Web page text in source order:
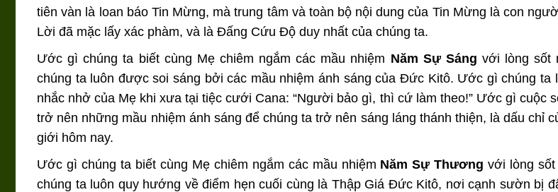
tiên vàn là loan báo Tin Mừng, mà trung tâm và toàn bộ nội dung của Tin Mừng là con
Lời đã mặc lấy xác phàm, và là Đấng Cứu Độ duy nhất của chúng ta.
Ước gì chúng ta biết cùng Mẹ chiêm ngắm các mầu nhiệm Năm Sự Sángvới lòng sốt
chúng ta luôn được soi sáng bởi các mầu nhiệm ánh sáng của Đức Kitô. Ước gì chúng ta
nhắc nhở của Mẹ khi xưa tại tiệc cưới Cana: “Người bảo gì, thì cứ làm theo!” Ước gì cuộc
trở nên những mầu nhiệm ánh sáng để chúng ta trở nên sáng láng thánh thiện, là dấu chỉ
giới hôm nay.
Ước gì chúng ta biết cùng Mẹ chiêm ngắm các mầu nhiệm Năm Sự Thươngvới lòng
chúng ta luôn quy hướng về điểm hẹn cuối cùng là Thập Giá Đức Kitô, nơi cạnh sườn bị